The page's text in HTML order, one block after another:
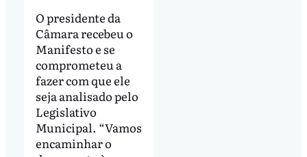
O presidente da
Câmara recebeu o
Manifesto e se
comprometeu a
fazer com que ele
seja analisado pelo
Legislativo
Municipal. “Vamos
encaminhar o